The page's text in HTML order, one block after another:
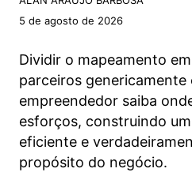
5 de agosto de 2026
Dividir o mapeamento
parceiros genericamente
empreendedor saiba
esforços, construindo
eficiente e
propósito do negócio.